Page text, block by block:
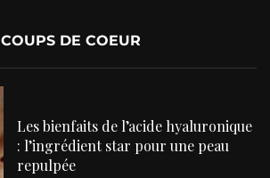
COUPS DE COEUR
Les bienfaits de l’acide hyaluronique
: l’ingrédient star pour une peau
repulpée